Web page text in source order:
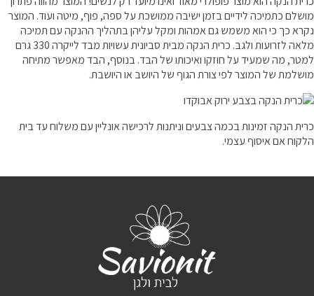
ריהוט למרפסת
ריהוט לבית
עודפים
טיפים והמלצות
עבודות אחרונות
צור קשר
מושלם כתמיכה לידיים בזמן ישיבה ממושכת על ספה, פוף, מיטה ועוד. המוצר
נקרא כך כי הוא משמש גם אמהות ומקל עליהן בתהליך ההנקה עם תמיכה
מלאה לזרועות ולגב. כרית הנקה מבית סביונית עשויות מבד לייקרה 330 גרם
למטר, מה שמעיד על חוזקו ואיכותו של הבד. בנוסף, הבד מאפשר מתיחה
מושלמת של המוצר לפי צורת הגוף של היושב או היושבת.
כרית הנקה זמינות בכמה צבעים וניתנות לרכישה אונליין עם משלוח עד בית
הלקוח אם איסוף עצמי.